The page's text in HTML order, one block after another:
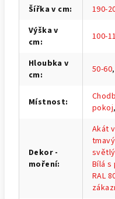
Šířka v cm: 190-
Výška v
cm: 100-
Hloubka v
cm: 50-60,
Místnost:
pokoj,
Dekor -
moření:
Akát
světlý
Bílá s
RAL